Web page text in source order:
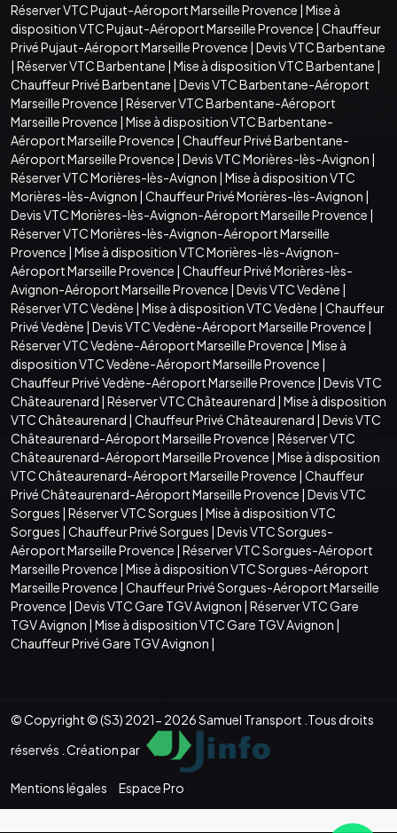
Réserver VTC Pujaut-Aéroport Marseille Provence | Mise à
disposition VTC Pujaut-Aéroport Marseille Provence | Chauffeur
Privé Pujaut-Aéroport Marseille Provence | Devis VTC Barbentane
| Réserver VTC Barbentane | Mise à disposition VTC Barbentane |
Chauffeur Privé Barbentane | Devis VTC Barbentane-Aéroport
Marseille Provence | Réserver VTC Barbentane-Aéroport
Marseille Provence | Mise à disposition VTC Barbentane-
Aéroport Marseille Provence | Chauffeur Privé Barbentane-
Aéroport Marseille Provence | Devis VTC Morières-lès-Avignon |
Réserver VTC Morières-lès-Avignon | Mise à disposition VTC
Morières-lès-Avignon | Chauffeur Privé Morières-lès-Avignon |
Devis VTC Morières-lès-Avignon-Aéroport Marseille Provence |
Réserver VTC Morières-lès-Avignon-Aéroport Marseille
Provence | Mise à disposition VTC Morières-lès-Avignon-
Aéroport Marseille Provence | Chauffeur Privé Morières-lès-
Avignon-Aéroport Marseille Provence | Devis VTC Vedène |
Réserver VTC Vedène | Mise à disposition VTC Vedène | Chauffeur
Privé Vedène | Devis VTC Vedène-Aéroport Marseille Provence |
Réserver VTC Vedène-Aéroport Marseille Provence | Mise à
disposition VTC Vedène-Aéroport Marseille Provence |
Chauffeur Privé Vedène-Aéroport Marseille Provence | Devis VTC
Châteaurenard | Réserver VTC Châteaurenard | Mise à disposition
VTC Châteaurenard | Chauffeur Privé Châteaurenard | Devis VTC
Châteaurenard-Aéroport Marseille Provence | Réserver VTC
Châteaurenard-Aéroport Marseille Provence | Mise à disposition
VTC Châteaurenard-Aéroport Marseille Provence | Chauffeur
Privé Châteaurenard-Aéroport Marseille Provence | Devis VTC
Sorgues | Réserver VTC Sorgues | Mise à disposition VTC
Sorgues | Chauffeur Privé Sorgues | Devis VTC Sorgues-
Aéroport Marseille Provence | Réserver VTC Sorgues-Aéroport
Marseille Provence | Mise à disposition VTC Sorgues-Aéroport
Marseille Provence | Chauffeur Privé Sorgues-Aéroport Marseille
Provence | Devis VTC Gare TGV Avignon | Réserver VTC Gare
TGV Avignon | Mise à disposition VTC Gare TGV Avignon |
Chauffeur Privé Gare TGV Avignon |
© Copyright © (S3) 2021- 2026 Samuel Transport .Tous droits
réservés . Création par
Mentions légales Espace Pro